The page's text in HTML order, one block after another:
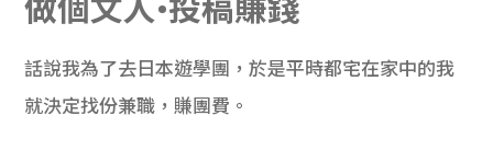
做個文人•投稿賺錢
話說我為了去日本遊學團，於是平時都宅在家中的我
就決定找份兼職，賺團費。